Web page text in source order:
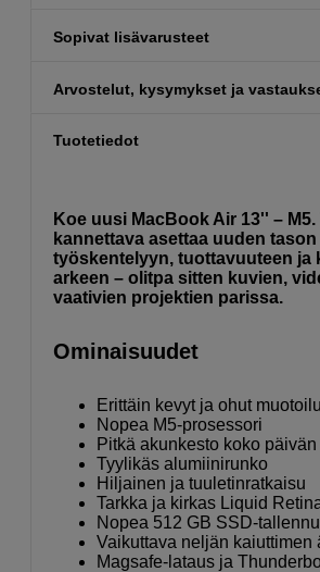
Sopivat lisävarusteet
Arvostelut, kysymykset ja
Tuotetiedot
Koe uusi MacBook Air 13'' –
kannettava asettaa uuden
työskentelyyn, tuottavuuteen ja
arkeen – olitpa sitten kuvien,
vaativien projektien parissa.
Ominaisuudet
Erittäin kevyt ja ohut muotoilu
Nopea M5-prosessori
Pitkä akunkesto koko
Tyylikäs alumiinirunko
Hiljainen ja tuuletinratkaisu
Tarkka ja kirkas Liquid
Nopea 512 GB SSD-
Vaikuttava neljän kaiuttimen
Magsafe-lataus ja